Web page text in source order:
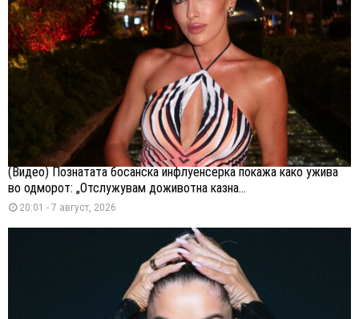
(Видео) Познатата босанска инфлуенсерка покажа како ужива
во одморот: „Отслужувам доживотна казна...
20:01 - 7 август, 2026